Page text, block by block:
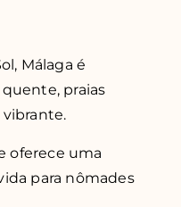
Málaga é
praias
oferece uma
para nômades